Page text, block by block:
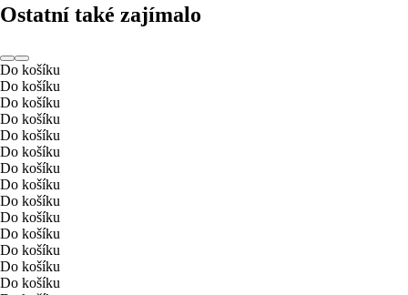
Ostatní také zajímalo
Do košíku
Do košíku
Do košíku
Do košíku
Do košíku
Do košíku
Do košíku
Do košíku
Do košíku
Do košíku
Do košíku
Do košíku
Do košíku
Do košíku